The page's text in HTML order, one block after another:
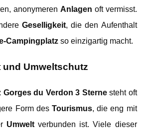
anonymeren Anlagen oft vermisst.
Geselligkeit, die den Aufenthalt
Campingplatz so einzigartig macht.
Umweltschutz
Gorges du Verdon 3 Sternesteht oft
Form des Tourismus, die eng mit
Umweltverbunden ist. Viele dieser